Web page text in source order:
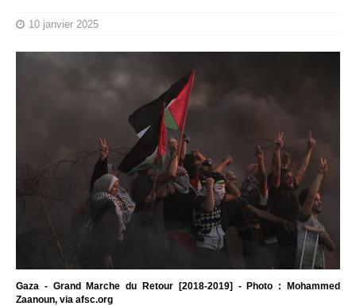
10 janvier 2025
Gaza - Grand Marche du Retour [2018-2019] - Photo : Mohammed
Zaanoun, via afsc.org